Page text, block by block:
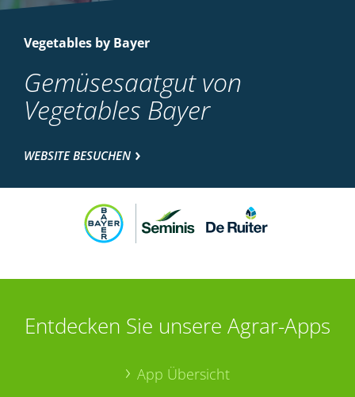
Vegetables by Bayer
Gemüsesaatgut von
Vegetables Bayer
WEBSITE BESUCHEN
Entdecken Sie unsere Agrar-Apps
App Übersicht